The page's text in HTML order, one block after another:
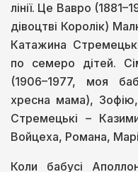
лінії. Це Вавро
дівоцтві Королік)
Катажина
по семеро дітей.
(1906–1977, моя
хресна мама), Зофію,
Стремецькі –
Войцеха, Романа,
Коли бабусі